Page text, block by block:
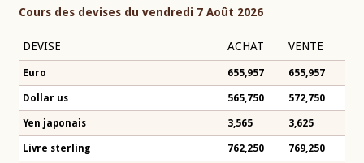
Cours des devises du vendredi 7 Août 2026
DEVISE ACHAT VENTE
Euro 655,957 655,957
Dollar us 565,750 572,750
Yen japonais 3,565 3,625
Livre sterling 762,250 769,250